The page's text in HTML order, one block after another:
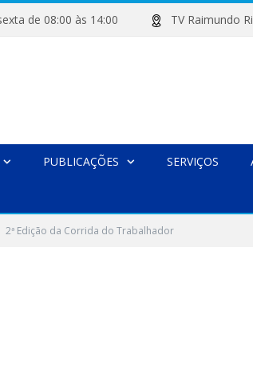
sexta de 08:00 às 14:00 TV Raimundo
PUBLICAÇÕES SERVIÇOS
2ª Edição da Corrida do Trabalhador